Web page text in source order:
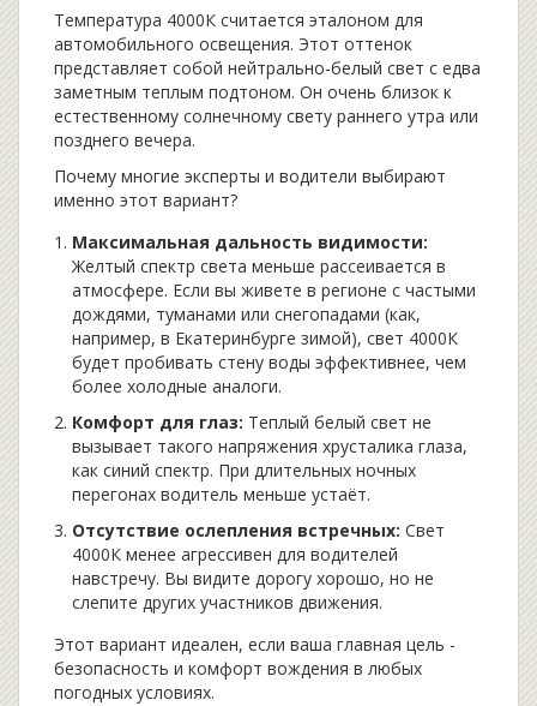
Температура 4000К считается эталоном для
автомобильного освещения. Этот оттенок
представляет собой нейтрально-белый свет с едва
заметным теплым подтоном. Он очень близок к
естественному солнечному свету раннего утра или
позднего вечера.
Почему многие эксперты и водители выбирают
именно этот вариант?
Максимальная дальность видимости:
Желтый спектр света меньше рассеивается в
атмосфере. Если вы живете в регионе с частыми
дождями, туманами или снегопадами (как,
например, в Екатеринбурге зимой), свет 4000К
будет пробивать стену воды эффективнее, чем
более холодные аналоги.
Комфорт для глаз: Теплый белый свет не
вызывает такого напряжения хрусталика глаза,
как синий спектр. При длительных ночных
перегонах водитель меньше устаёт.
Отсутствие ослепления встречных: Свет
4000К менее агрессивен для водителей
навстречу. Вы видите дорогу хорошо, но не
слепите других участников движения.
Этот вариант идеален, если ваша главная цель -
безопасность и комфорт вождения в любых
погодных условиях.